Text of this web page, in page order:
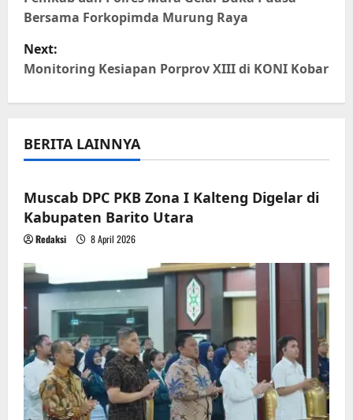
s
t
n
a
v
i
g
a
t
o
n
Bersama Forkopimda Murung Raya
Next:
Monitoring Kesiapan Porprov XIII di KONI Kobar
BERITA LAINNYA
Muscab DPC PKB Zona I Kalteng Digelar di
Kabupaten Barito Utara
Redaksi 8 April 2026